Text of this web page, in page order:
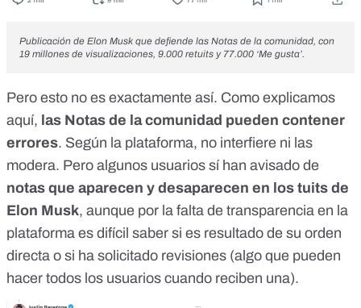
Publicación de Elon Musk que defiende las Notas de la comunidad, con
19 millones de visualizaciones, 9.000 retuits y 77.000 ‘Me gusta’.
Pero esto no es exactamente así. Como explicamos
aquí, las Notas de la comunidad pueden contener
errores. Según la plataforma, no interfiere ni las
modera. Pero algunos usuarios sí han avisado de
notas que aparecen y desaparecen en los tuits de
Elon Musk, aunque por la falta de transparencia en la
plataforma es difícil saber si es resultado de su orden
directa o si ha solicitado revisiones (algo que pueden
hacer todos los usuarios cuando reciben una).